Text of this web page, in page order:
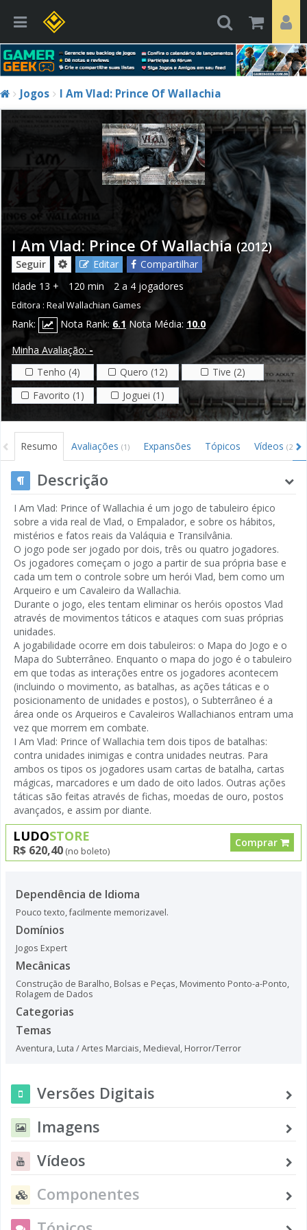
Jogos I Am Vlad: Prince Of Wallachia
I Am Vlad: Prince Of Wallachia (2012)
Seguir Editar
Compartilhar
Idade 13 + 120 min 2 a 4 jogadores
Editora : Real Wallachian Games
Rank: Nota Rank: 6.1 Nota Média: 10.0
Minha Avaliação: -
Tenho (4)
Quero (12)
Tive (2)
Favorito (1)
Joguei (1)
Resumo Avaliações (1) Expansões Tópicos Vídeos (2)
Descrição
I Am Vlad: Prince of Wallachia é um jogo de tabuleiro épico
sobre a vida real de Vlad, o Empalador, e sobre os hábitos,
mistérios e fatos reais da Valáquia e Transilvânia.
O jogo pode ser jogado por dois, três ou quatro jogadores.
Os jogadores começam o jogo a partir de sua própria base e
cada um tem o controle sobre um herói Vlad, bem como um
Arqueiro e um Cavaleiro da Wallachia.
Durante o jogo, eles tentam eliminar os heróis opostos Vlad
através de movimentos táticos e ataques com suas próprias
unidades.
A jogabilidade ocorre em dois tabuleiros: o Mapa do Jogo e o
Mapa do Subterrâneo. Enquanto o mapa do jogo é o tabuleiro
em que todas as interações entre os jogadores acontecem
(incluindo o movimento, as batalhas, as ações táticas e o
posicionamento de unidades e postos), o Subterrâneo é a
área onde os Arqueiros e Cavaleiros Wallachianos entram uma
vez que morrem em combate.
I Am Vlad: Prince of Wallachia tem dois tipos de batalhas:
contra unidades inimigas e contra unidades neutras. Para
ambos os tipos os jogadores usam cartas de batalha, cartas
mágicas, marcadores e um dado de oito lados. Outras ações
táticas são feitas através de fichas, moedas de ouro, postos
avançados, e assim por diante.
LUDOSTORE
R$ 620,40 (no boleto)
Comprar
Dependência de Idioma
Pouco texto, facilmente memorizavel.
Domínios
Jogos Expert
Mecânicas
Construção de Baralho, Bolsas e Peças, Movimento Ponto-a-Ponto,
Rolagem de Dados
Categorias
Temas
Aventura, Luta / Artes Marciais, Medieval, Horror/Terror
Versões Digitais
Imagens
Vídeos
Componentes